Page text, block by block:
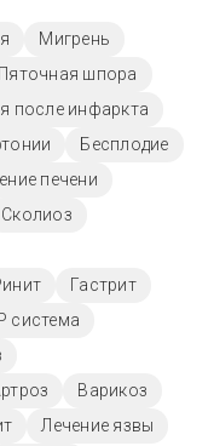
Мигрень
Пяточная шпора
после инфаркта
Бесплодие
печени
Сколиоз
Гастрит
система
Варикоз
Лечение язвы